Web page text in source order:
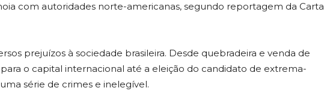
com autoridades norte-americanas, segundo reportagem da Carta
prejuízos à sociedade brasileira. Desde quebradeira e venda de
o capital internacional até a eleição do candidato de extrema-
série de crimes e inelegível.